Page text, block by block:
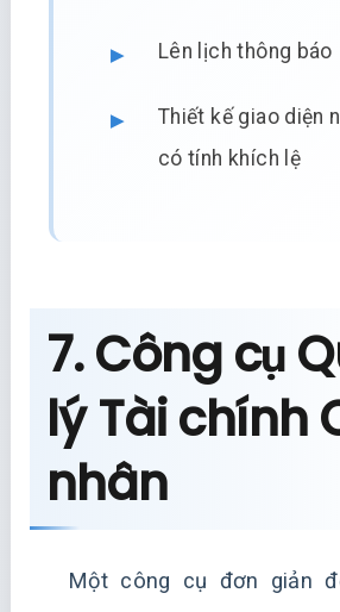
Lên lịch thông báo
Thiết kế giao diện
có tính khích lệ
7. Công cụ
lý Tài chính
nhân
Một công cụ đơn giản